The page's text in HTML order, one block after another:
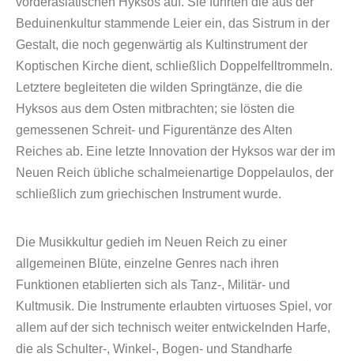
Beduinenkultur stammende Leier ein, das Sistrum in der
Gestalt, die noch gegenwärtig als Kultinstrument der
Koptischen Kirche dient, schließlich Doppelfelltrommeln.
Letztere begleiteten die wilden Springtänze, die die
Hyksos aus dem Osten mitbrachten; sie lösten die
gemessenen Schreit- und Figurentänze des Alten
Reiches ab. Eine letzte Innovation der Hyksos war der im
Neuen Reich übliche schalmeienartige Doppelaulos, der
schließlich zum griechischen Instrument wurde.
Die Musikkultur gedieh im Neuen Reich zu einer
allgemeinen Blüte, einzelne Genres nach ihren
Funktionen etablierten sich als Tanz-, Militär- und
Kultmusik. Die Instrumente erlaubten virtuoses Spiel, vor
allem auf der sich technisch weiter entwickelnden Harfe,
die als Schulter-, Winkel-, Bogen- und Standharfe